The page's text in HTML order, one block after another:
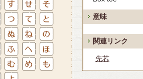
意味
関連リンク
先芯